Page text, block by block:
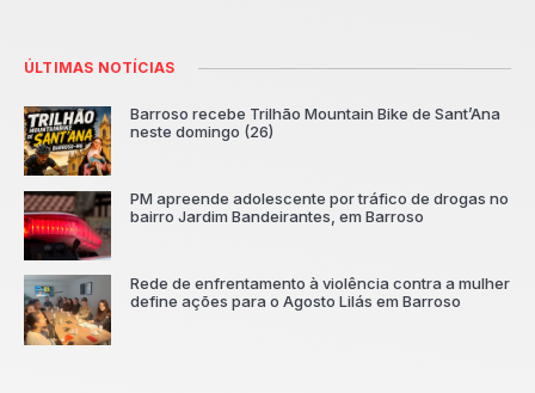
ÚLTIMAS NOTÍCIAS
Barroso recebe Trilhão Mountain Bike de Sant’Ana
neste domingo (26)
PM apreende adolescente por tráfico de drogas no
bairro Jardim Bandeirantes, em Barroso
Rede de enfrentamento à violência contra a mulher
define ações para o Agosto Lilás em Barroso